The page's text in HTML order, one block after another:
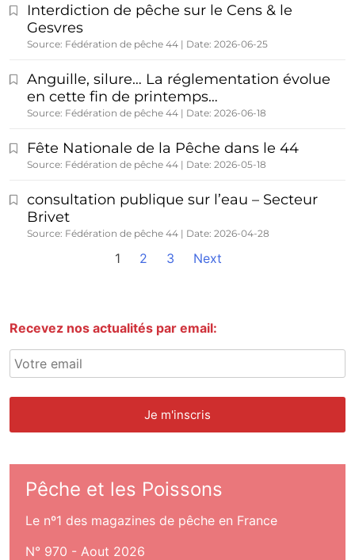
Interdiction de pêche sur le Cens & le
Gesvres
Source: Fédération de pêche 44 Date: 2026-06-25
Anguille, silure… La réglementation évolue
en cette fin de printemps…
Source: Fédération de pêche 44 Date: 2026-06-18
Fête Nationale de la Pêche dans le 44
Source: Fédération de pêche 44 Date: 2026-05-18
consultation publique sur l’eau – Secteur
Brivet
Source: Fédération de pêche 44 Date: 2026-04-28
1 2 3 Next
Recevez nos actualités par email:
Pêche et les Poissons
Le nº1 des magazines de pêche en France
N° 970 - Aout 2026